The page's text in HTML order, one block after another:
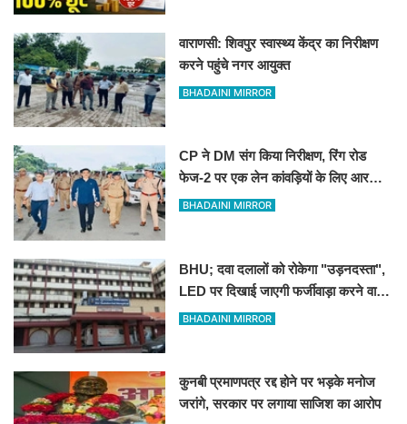
वाराणसी: शिवपुर स्वास्थ्य केंद्र का निरीक्षण
करने पहुंचे नगर आयुक्त
BHADAINI MIRROR
CP ने DM संग किया निरीक्षण, रिंग रोड
फेज-2 पर एक लेन कांवड़ियों के लिए आरक्षित
रखने के निर्देश
BHADAINI MIRROR
BHU; दवा दलालों को रोकेगा "उड़नदस्ता",
LED पर दिखाई जाएगी फर्जीवाड़ा करने वालों
की तस्वीर
BHADAINI MIRROR
कुनबी प्रमाणपत्र रद्द होने पर भड़के मनोज
जरांगे, सरकार पर लगाया साजिश का आरोप